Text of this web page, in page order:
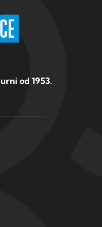
od 1953.